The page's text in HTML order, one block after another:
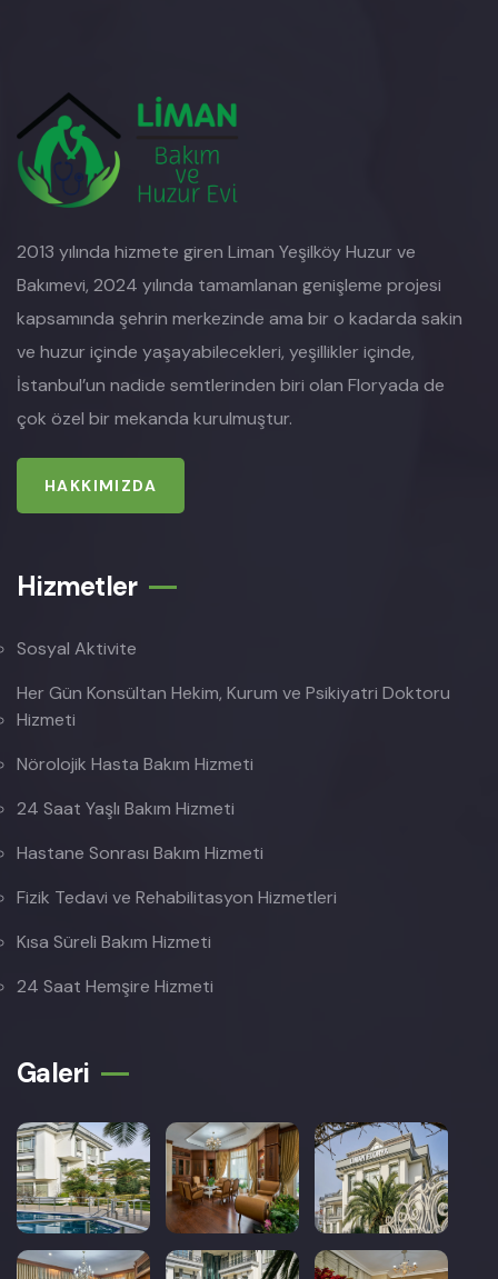
2013 yılında hizmete giren Liman Yeşilköy Huzur ve
Bakımevi, 2024 yılında tamamlanan genişleme projesi
kapsamında şehrin merkezinde ama bir o kadarda sakin
ve huzur içinde yaşayabilecekleri, yeşillikler içinde,
İstanbul’un nadide semtlerinden biri olan Floryada de
çok özel bir mekanda kurulmuştur.
HAKKIMIZDA
Hizmetler
Sosyal Aktivite
Her Gün Konsültan Hekim, Kurum ve Psikiyatri Doktoru
Hizmeti
Nörolojik Hasta Bakım Hizmeti
24 Saat Yaşlı Bakım Hizmeti
Hastane Sonrası Bakım Hizmeti
Fizik Tedavi ve Rehabilitasyon Hizmetleri
Kısa Süreli Bakım Hizmeti
24 Saat Hemşire Hizmeti
Galeri